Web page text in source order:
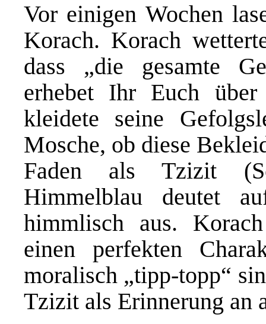
Vor einigen Wochen
Korach. Korach
dass „die gesamte
erhebet Ihr Euch über
kleidete seine
Mosche, ob diese
Faden als Tzizit
Himmelblau deutet
himmlisch aus.
einen perfekten
moralisch „tipp-topp“
Tzizit als Erinnerung an